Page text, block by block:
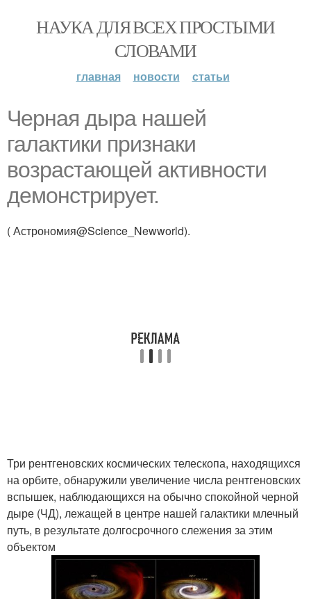
НАУКА ДЛЯ ВСЕХ ПРОСТЫМИ
СЛОВАМИ
главная новости статьи
Черная дыра нашей
галактики признаки
возрастающей активности
демонстрирует.
( Астрономия@Science_Newworld).
Три рентгеновских космических телескопа, находящихся
на орбите, обнаружили увеличение числа рентгеновских
вспышек, наблюдающихся на обычно спокойной черной
дыре (ЧД), лежащей в центре нашей галактики млечный
путь, в результате долгосрочного слежения за этим
объектом